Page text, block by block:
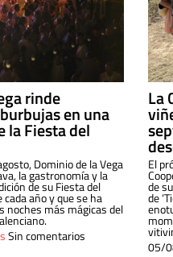
rinde
en una
la Fiesta del
Dominio de la Vega
la gastronomía y la
de su Fiesta del
cada año y que se ha
noches más mágicas del
Sin comentarios
La
El
de
de
05/